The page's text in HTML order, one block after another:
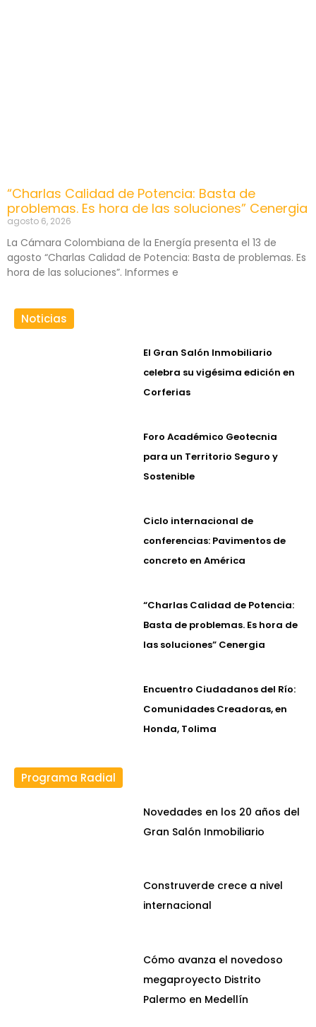
“Charlas Calidad de Potencia: Basta de
problemas. Es hora de las soluciones” Cenergia
agosto 6, 2026
La Cámara Colombiana de la Energía presenta el 13 de
agosto “Charlas Calidad de Potencia: Basta de problemas. Es
hora de las soluciones”. Informes e
Noticias
El Gran Salón Inmobiliario
celebra su vigésima edición en
Corferias
Foro Académico Geotecnia
para un Territorio Seguro y
Sostenible
Ciclo internacional de
conferencias: Pavimentos de
concreto en América
“Charlas Calidad de Potencia:
Basta de problemas. Es hora de
las soluciones” Cenergia
Encuentro Ciudadanos del Río:
Comunidades Creadoras, en
Honda, Tolima
Programa Radial
Novedades en los 20 años del
Gran Salón Inmobiliario
Construverde crece a nivel
internacional
Cómo avanza el novedoso
megaproyecto Distrito
Palermo en Medellín